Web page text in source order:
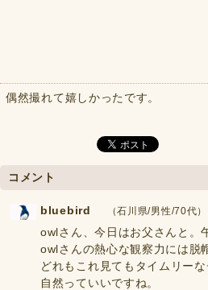
偶然撮れて嬉しかったです。
コメント
bluebird （石川県/男性/70
owlさん、今日はお父さんと。
owlさんの熱心な観察力には脱
どれもこれ見てもタイムリー
自然っていいですね。